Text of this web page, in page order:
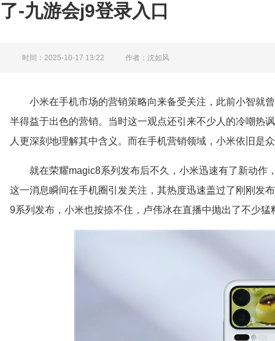
了-九游会j9登录入口
时间：2025-10-17 13:22 作者：沈如风
小米在手机市场的营销策略向来备受关注，此前小智就
半得益于出色的营销。当时这一观点还引来不少人的冷嘲热
人更深刻地理解其中含义。而在手机营销领域，小米依旧是
就在荣耀magic8系列发布后不久，小米迅速有了新动作
这一消息瞬间在手机圈引发关注，其热度迅速盖过了刚刚发
9系列发布，小米也按捺不住，卢伟冰在直播中抛出了不少猛